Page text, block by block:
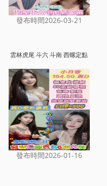
發布時間2026-03-21
雲林虎尾 斗六 斗南 西螺定點
發布時間2026-01-16